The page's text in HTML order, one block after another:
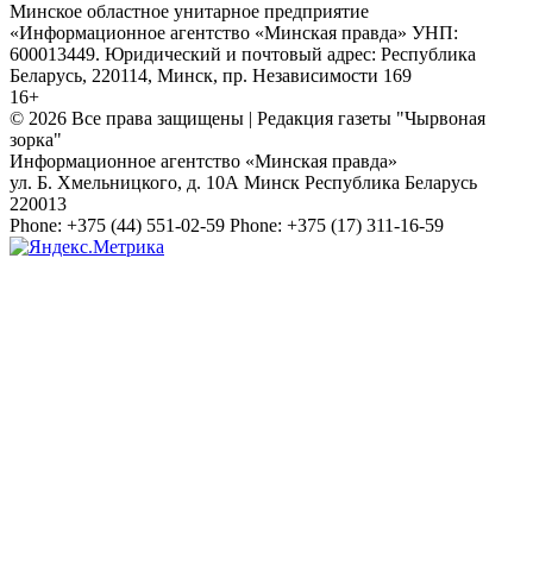
Минское областное унитарное предприятие
«Информационное агентство «Минская правда» УНП:
600013449. Юридический и почтовый адрес: Республика
Беларусь, 220114, Минск, пр. Независимости 169
16+
© 2026 Все права защищены | Редакция газеты "Чырвоная
зорка"
Информационное агентство «Минская правда»
ул. Б. Хмельницкого, д. 10А Минск Республика Беларусь
220013
Phone: +375 (44) 551-02-59 Phone: +375 (17) 311-16-59